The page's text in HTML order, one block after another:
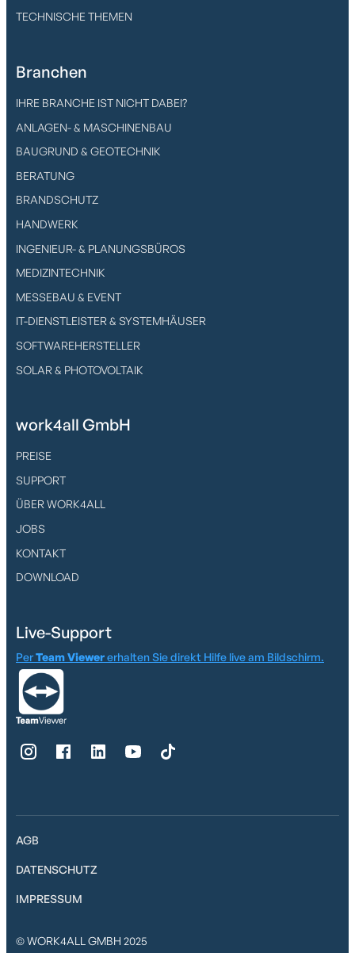
TECHNISCHE THEMEN
Branchen
IHRE BRANCHE IST NICHT DABEI?
ANLAGEN- & MASCHINENBAU
BAUGRUND & GEOTECHNIK
BERATUNG
BRANDSCHUTZ
HANDWERK
INGENIEUR- & PLANUNGSBÜROS
MEDIZINTECHNIK
MESSEBAU & EVENT
IT-DIENSTLEISTER & SYSTEMHÄUSER
SOFTWAREHERSTELLER
SOLAR & PHOTOVOLTAIK
work4all GmbH
PREISE
SUPPORT
ÜBER WORK4ALL
JOBS
KONTAKT
DOWNLOAD
Live-Support
PerTeam Viewererhalten Sie direkt Hilfe live am Bildschirm.
© WORK4ALL GMBH 2025
AGB
DATENSCHUTZ
IMPRESSUM